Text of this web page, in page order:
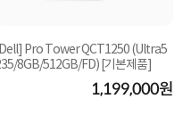
[Dell] Pro Tower QCT1250 (Ultra5
235/8GB/512GB/FD) [기본제품]
1,199,000원